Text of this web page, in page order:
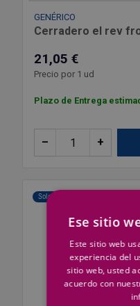
GENÉRICO
Cerradero el rev
21,05 €
Precio por 1 ud
Plazo de Entrega
+
–
Solo Web
Ese sitio
Este sitio web
experiencia del
sitio web, usted
acuerdo con